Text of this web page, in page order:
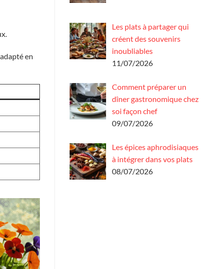
en
Les plats à partager qui
créent des souvenirs
inoubliables
11/07/2026
Comment préparer un
dîner gastronomique chez
soi façon chef
09/07/2026
Les épices aphrodisiaques
à intégrer dans vos plats
08/07/2026